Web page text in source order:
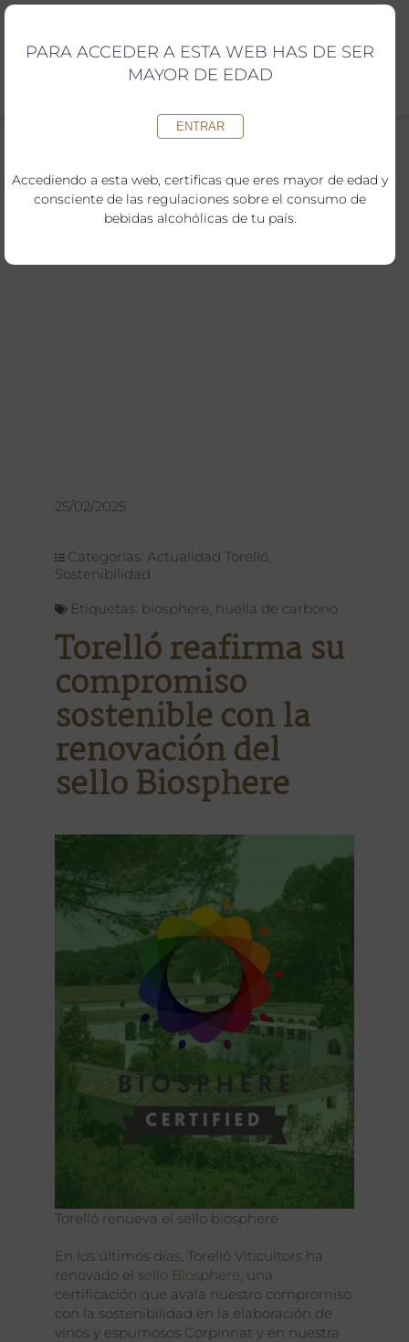
Saltar
contenido
25/02/2025
Categorías: Actualidad Torelló,
Sostenibilidad
Etiquetas: biosphere huella de carbono
Torelló reafirma su
compromiso
sostenible con la
renovación del
sello Biosphere
Torelló renueva el sello biosphere
En los últimos días, Torelló Viticultors ha
renovado el sello Biosphere, una
certificación que avala nuestro compromiso
con la sostenibilidad en la elaboración de
vinos y espumosos Corpinnat y en nuestra
PARA ACCEDER A ESTA WEB HAS DE SER
MAYOR DE EDAD
ENTRAR
Accediendo a esta web, certificas que eres mayor de edad y
consciente de las regulaciones sobre el consumo de
bebidas alcohólicas de tu país.